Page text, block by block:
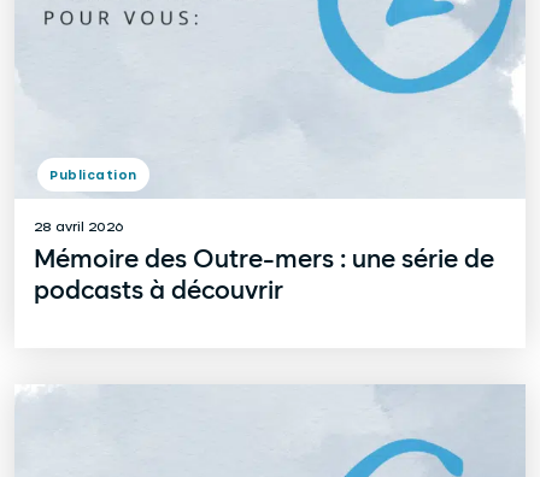
28 avril 2026
Mémoire des Outre-mers : une série de
podcasts à découvrir
Publication